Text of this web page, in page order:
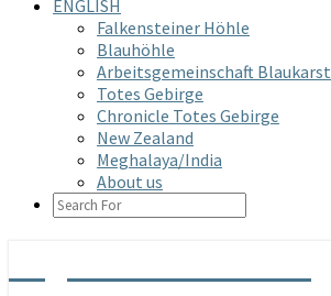
ENGLISH
Falkensteiner Höhle
Blauhöhle
Arbeitsgemeinschaft Blaukarst
Totes Gebirge
Chronicle Totes Gebirge
New Zealand
Meghalaya/India
About us
SEARCH
ICON